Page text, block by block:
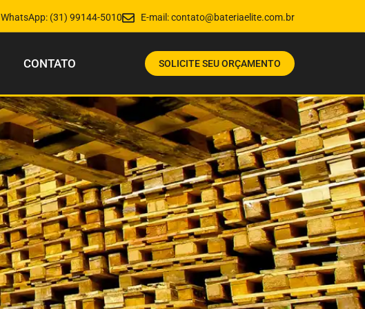
WhatsApp: (31) 99144-5010 E-mail:contato@bateriaelite.com.br
CONTATO SOLICITE SEU ORÇAMENTO